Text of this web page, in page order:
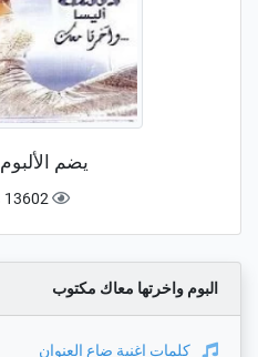
يضم الألبوم 11 أغنية
13602 مشاهده
البوم واخرتها معاك مكتوب
كلمات اغنية ضاع العنوان